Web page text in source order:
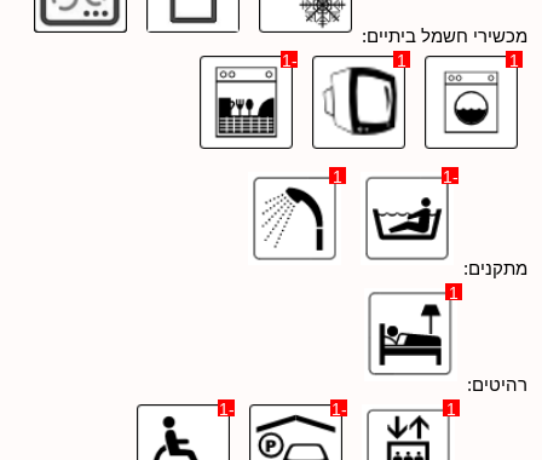
מכשירי חשמל ביתיים:
1
1
-1
מתקנים:
-1
1
רהיטים:
1
1
-1
-1